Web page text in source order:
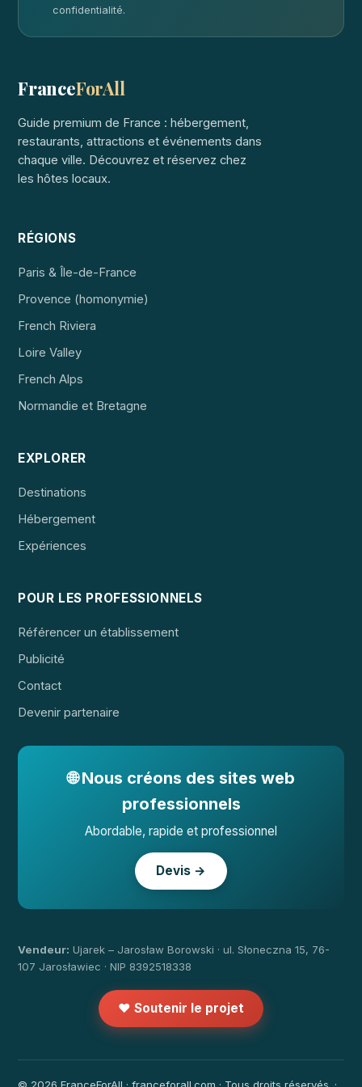
confidentialité.
FranceForAll
Guide premium de France : hébergement,
restaurants, attractions et événements dans
chaque ville. Découvrez et réservez chez
les hôtes locaux.
RÉGIONS
Paris & Île-de-France
Provence (homonymie)
French Riviera
Loire Valley
French Alps
Normandie et Bretagne
EXPLORER
Destinations
Hébergement
Expériences
POUR LES PROFESSIONNELS
Référencer un établissement
Publicité
Contact
Devenir partenaire
🌐 Nous créons des sites web
professionnels
Abordable, rapide et professionnel
Devis →
Vendeur: Ujarek – Jarosław Borowski · ul. Słoneczna 15, 76-
107 Jarosławiec · NIP 8392518338
❤️ Soutenir le projet